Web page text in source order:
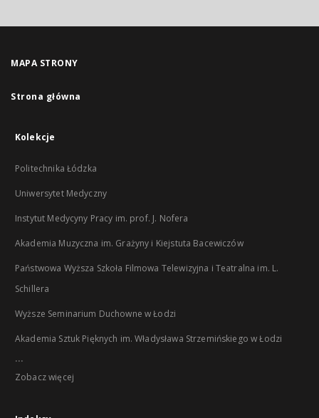
MAPA STRONY
Strona główna
Kolekcje
Politechnika Łódzka
Uniwersytet Medyczny
Instytut Medycyny Pracy im. prof. J. Nofera
Akademia Muzyczna im. Grażyny i Kiejstuta Bacewiczów
Państwowa Wyższa Szkoła Filmowa Telewizyjna i Teatralna im. L.
Schillera
Wyższe Seminarium Duchowne w Łodzi
Akademia Sztuk Pięknych im. Władysława Strzemińskiego w Łodzi
...
Zobacz więcej